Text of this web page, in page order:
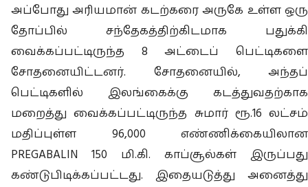
அப்போது அரியமான் கடற்கரை அருகே உள்ள ஒரு
தோப்பில் சந்தேகத்திற்கிடமாக பதுக்கி
வைக்கப்பட்டிருந்த 8 அட்டைப் பெட்டிகளை
சோதனையிட்டனர். சோதனையில், அந்தப்
பெட்டிகளில் இலங்கைக்கு கடத்துவதற்காக
மறைத்து வைக்கப்பட்டிருந்த சுமார் ரூ.16 லட்சம்
மதிப்புள்ள 96,000 எண்ணிக்கையிலான
PREGABALIN 150 மி.கி. காப்சூல்கள் இருப்பது
கண்டுபிடிக்கப்பட்டது. இதையடுத்து அனைத்து